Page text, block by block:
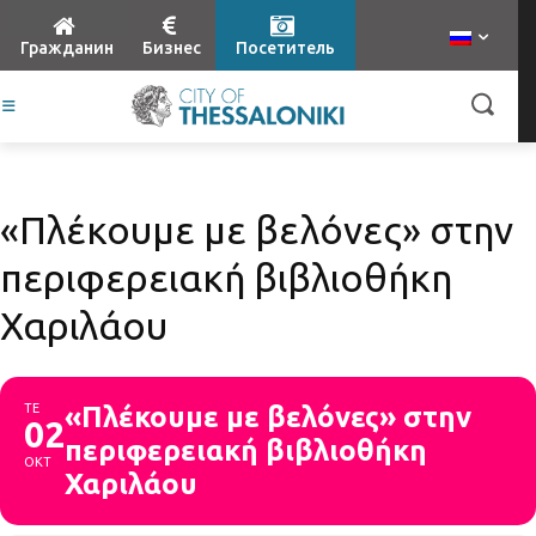
Гражданин Бизнес Посетитель
«Πλέκουμε με βελόνες» στην
περιφερειακή βιβλιοθήκη
Χαριλάου
ΤΕ
02
ΟΚΤ
«Πλέκουμε με βελόνες» στην
περιφερειακή βιβλιοθήκη
Χαριλάου